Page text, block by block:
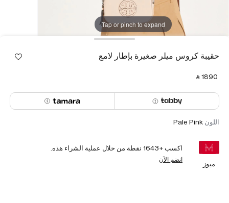
Tap or pinch to expand
حقيبة كروس ميلر صغيرة بإطار لامع
‎ ⃁ ⁦1890⁩ ‎
اللون Pale Pink
ميوز
اكسب +1643 نقطة من خلال عملية الشراء هذه.
انضم الآن